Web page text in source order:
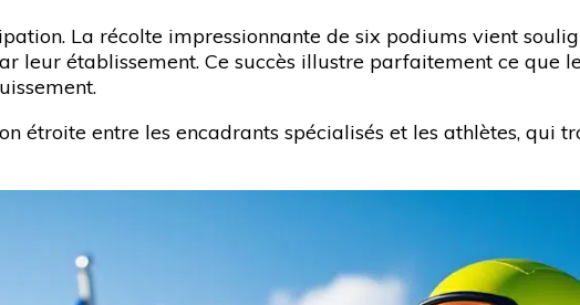
La récolte impressionnante de six podiums vient
leur établissement. Ce succès illustre parfaitement ce que
étroite entre les encadrants spécialisés et les athlètes, qui